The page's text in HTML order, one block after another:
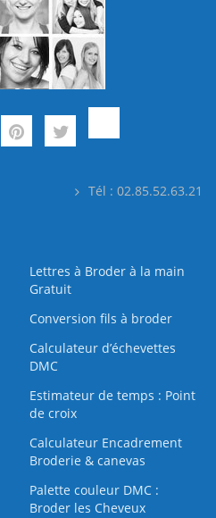
Tél : 02.85.52.63.21
Lettres à Broder à la main
Gratuit
Conversion fils à broder
Calculateur d’échevettes
DMC
Estimateur de temps : Point
de croix
Calculateur Encadrement
Broderie & canevas
Palette couleur DMC :
Broder les Cheveux